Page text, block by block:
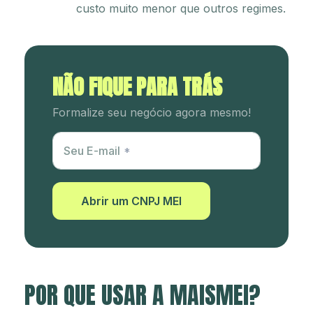
custo muito menor que outros regimes.
NÃO FIQUE PARA TRÁS
Formalize seu negócio agora mesmo!
Utm Content
Seu E-mail
Abrir um CNPJ MEI
POR QUE USAR A MAISMEI?